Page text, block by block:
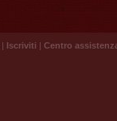
| Iscriviti | Centro